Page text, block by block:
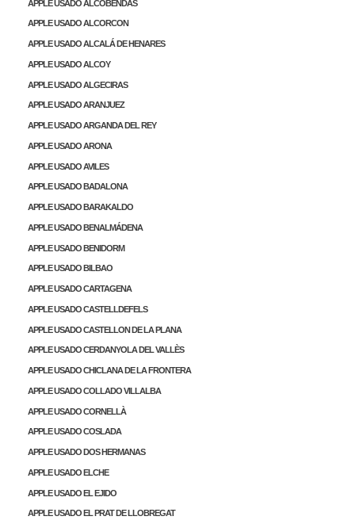
APPLE USADO ALCOBENDAS
APPLE USADO ALCORCON
APPLE USADO ALCALÁ DE HENARES
APPLE USADO ALCOY
APPLE USADO ALGECIRAS
APPLE USADO ARANJUEZ
APPLE USADO ARGANDA DEL REY
APPLE USADO ARONA
APPLE USADO AVILES
APPLE USADO BADALONA
APPLE USADO BARAKALDO
APPLE USADO BENALMÁDENA
APPLE USADO BENIDORM
APPLE USADO BILBAO
APPLE USADO CARTAGENA
APPLE USADO CASTELLDEFELS
APPLE USADO CASTELLON DE LA PLANA
APPLE USADO CERDANYOLA DEL VALLÈS
APPLE USADO CHICLANA DE LA FRONTERA
APPLE USADO COLLADO VILLALBA
APPLE USADO CORNELLÀ
APPLE USADO COSLADA
APPLE USADO DOS HERMANAS
APPLE USADO ELCHE
APPLE USADO EL EJIDO
APPLE USADO EL PRAT DE LLOBREGAT